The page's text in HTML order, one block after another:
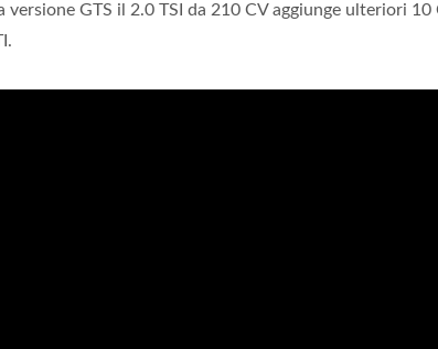
GTS il 2.0 TSI da 210 CV aggiunge ulteriori 10